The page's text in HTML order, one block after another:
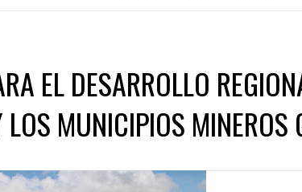
EL DESARROLLO
LOS MUNICIPIOS MINEROS